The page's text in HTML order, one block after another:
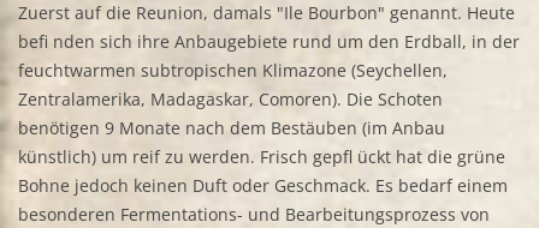
Zuerst auf die Reunion, damals "Ile Bourbon" genannt. Heute
befi nden sich ihre Anbaugebiete rund um den Erdball, in der
feuchtwarmen subtropischen Klimazone (Seychellen,
Zentralamerika, Madagaskar, Comoren). Die Schoten
benötigen 9 Monate nach dem Bestäuben (im Anbau
künstlich) um reif zu werden. Frisch gepfl ückt hat die grüne
Bohne jedoch keinen Duft oder Geschmack. Es bedarf einem
besonderen Fermentations- und Bearbeitungsprozess von